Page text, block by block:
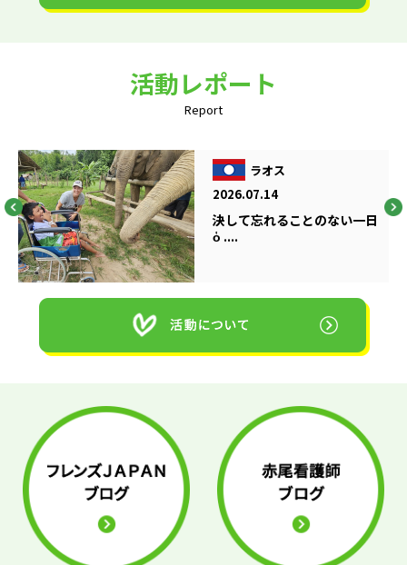
活動レポート
Report
ラオス
2026.07.14
決して忘れることのない一日
ὁ ....